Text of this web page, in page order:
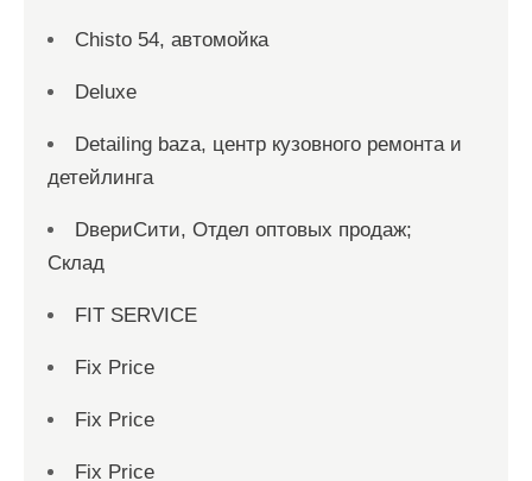
Chisto 54, автомойка
Deluxe
Detailing baza, центр кузовного ремонта и
детейлинга
DвериСити, Отдел оптовых продаж;
Склад
FIT SERVICE
Fix Price
Fix Price
Fix Price